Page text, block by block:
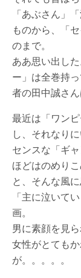
「あぶさん」
ものから、「
のまで。
ああ思い出し
ー」は全巻持
者の田中誠さ
最近は「ワン
し、それなり
センスな「ギ
ほどはのめりこ
と、そんな風
「主に泣いて
画。
男に素顔を見
女性がとても
が。。。。。